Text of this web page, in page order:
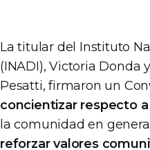
La titular del Instituto
(INADI), Victoria
Pesatti, firmaron un
concientizar respecto
la comunidad en
reforzar valores